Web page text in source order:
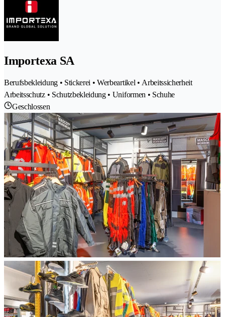
Importexa SA
Berufsbekleidung • Stickerei • Werbeartikel • Arbeitssicherheit
Arbeitsschutz • Schutzbekleidung • Uniformen • Schuhe
Geschlossen